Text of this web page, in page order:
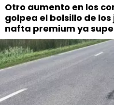
Otro aumento en los
golpea el bolsillo de los
nafta premium ya